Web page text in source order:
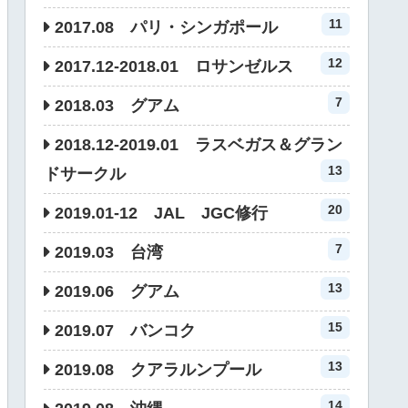
2017.08 パリ・シンガポール 11
2017.12-2018.01 ロサンゼルス 12
2018.03 グアム 7
2018.12-2019.01 ラスベガス＆グラン
ドサークル
13
2019.01-12 JAL JGC修行 20
2019.03 台湾 7
2019.06 グアム 13
2019.07 バンコク 15
2019.08 クアラルンプール 13
14